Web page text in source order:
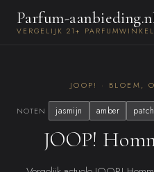
Parfum-
VERGELIJK 21+
JOOP! · BLOEM,
NOTEN jasmijn amber
JOOP!